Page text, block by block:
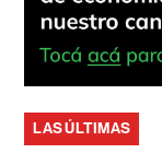
LAS ÚLTIMAS